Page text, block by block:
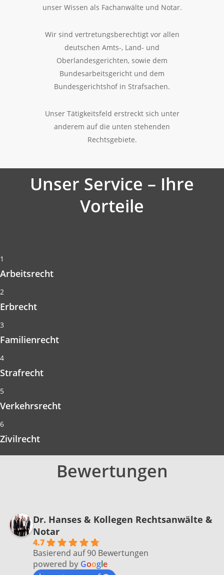
unser Wissen als Fachanwälte und Notar.
Wir sind vertretungsberechtigt vor allen
deutschen Amts-, Land- und
Oberlandesgerichten, sowie dem
Bundesarbeitsgericht und dem
Bundesgerichtshof in Strafsachen.
Unser Tätigkeitsfeld erstreckt sich unter
anderem auf die unten stehenden
Rechtsgebiete.
Unser Service – Ihre
Vorteile
1
Arbeitsrecht
2
Erbrecht
3
Familienrecht
4
Strafrecht
5
Verkehrsrecht
6
Zivilrecht
Bewertungen
Dr. Hanses & Kollegen Rechtsanwälte &
Notar
4.7
Basierend auf 90 Bewertungen
powered by Google